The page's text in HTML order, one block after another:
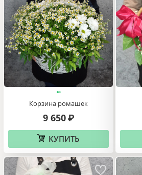
Корзина ромашек
9 650 ₽
КУПИТЬ